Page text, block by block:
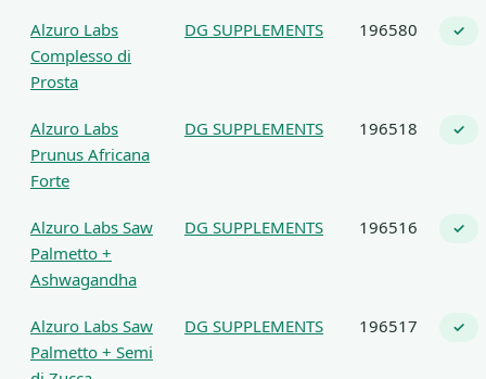
Alzuro Labs
Complesso di
Prosta
DG SUPPLEMENTS 196580 ✓
Alzuro Labs
Prunus Africana
Forte
DG SUPPLEMENTS 196518 ✓
Alzuro Labs Saw
Palmetto +
Ashwagandha
DG SUPPLEMENTS 196516 ✓
Alzuro Labs Saw
Palmetto + Semi
DG SUPPLEMENTS 196517 ✓